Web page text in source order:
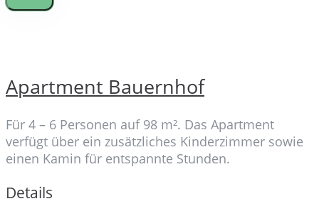
Apartment Bauernhof
Für 4 – 6 Personen auf 98 m². Das Apartment
verfügt über ein zusätzliches Kinderzimmer sowie
einen Kamin für entspannte Stunden.
Details